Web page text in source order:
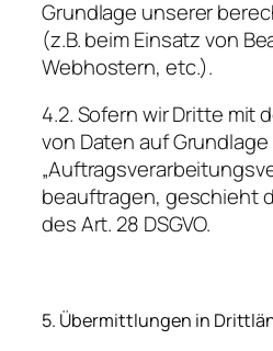
Grundlage unserer
(z.B. beim Einsatz von
Webhostern, etc.).
4.2. Sofern wir Dritte mit
von Daten auf
beauftragen, geschieht
des Art. 28 DSGVO.
5. Übermittlungen in